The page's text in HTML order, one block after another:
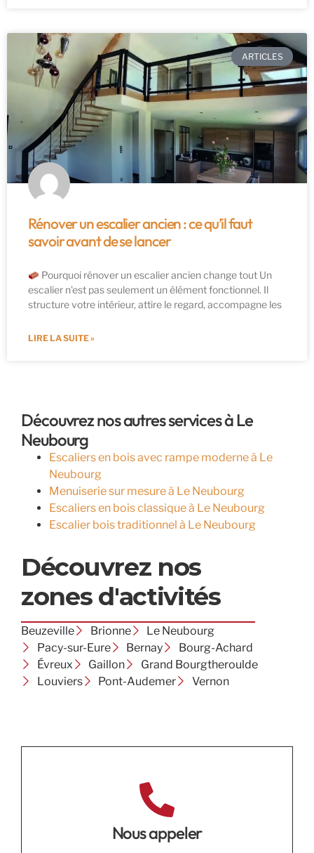
ARTICLES
Rénover un escalier ancien : ce qu’il faut
savoir avant de se lancer
Pourquoi rénover un escalier ancien change tout Un
escalier n’est pas seulement un élément fonctionnel. Il
structure votre intérieur, attire le regard, accompagne les
LIRE LA SUITE »
Découvrez nos autres services à Le
Neubourg
Escaliers en bois avec rampe moderne à Le
Neubourg
Menuiserie sur mesure à Le Neubourg
Escaliers en bois classique à Le Neubourg
Escalier bois traditionnel à Le Neubourg
Découvrez nos
zones d'activités
Beuzeville Brionne
Le Neubourg
Pacy-sur-Eure
Bernay
Bourg-Achard
Évreux
Gaillon
Grand Bourgtheroulde
Louviers
Pont-Audemer Vernon
Nous appeler